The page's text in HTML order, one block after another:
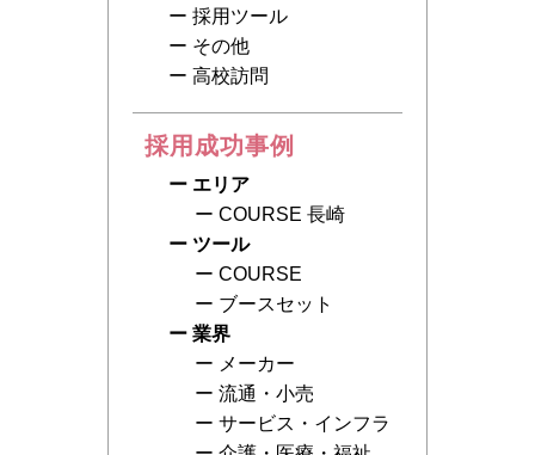
採用ツール
その他
高校訪問
採用成功事例
エリア
COURSE 長崎
ツール
COURSE
ブースセット
業界
メーカー
流通・小売
サービス・インフラ